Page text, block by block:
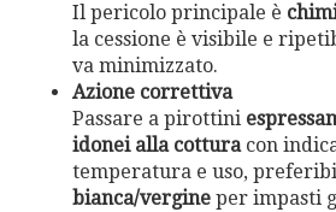
Il pericolo principale è
la cessione è visibile e
va minimizzato.
Azione correttiva
Passare a pirottini
idonei alla cotturacon
temperatura e uso,
bianca/vergine per impasti